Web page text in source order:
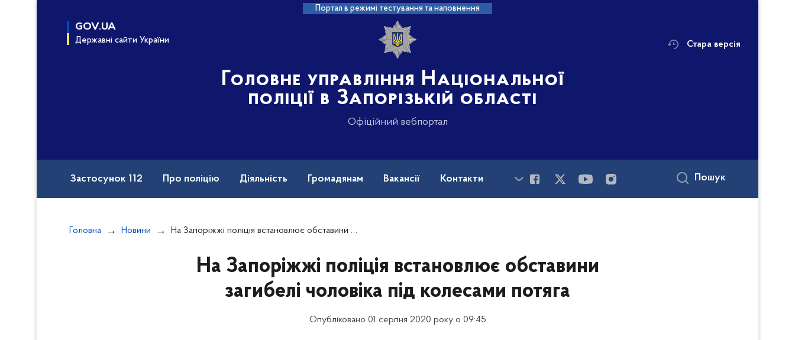
Портал в режимі тестування та наповнення
GOV.UA
Державні сайти України
Головне управління Національної
поліції в Запорізькій області
Офіційний вебпортал
Стара версія
Застосунок 112 Про поліцію Діяльність Громадянам Вакансії Контакти Пошук
Головна Новини На Запоріжжі поліція встановлює обставини загибелі чоловіка під колесами потяга
На Запоріжжі поліція встановлює обставини
загибелі чоловіка під колесами потяга
Опубліковано 01 серпня 2020 року о 09:45